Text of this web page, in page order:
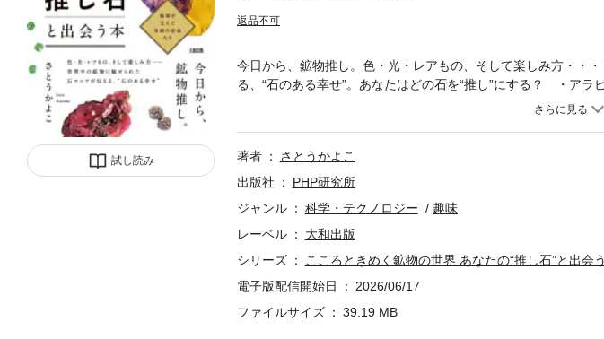
試し読み
返品不可
今日から、鉱物推し。色・光・レアもの、そして楽しみ方・・
る、“石のある幸せ”。あなたはどの石を“推し”にする？ ・ア
みたいなピンク色 ・夕暮れ5分後の色 ・日本人が古くから
きの世界“蛍光する石”を紹介 ●レア石から探す なかなか出会
議なフォルムを紹介 ●産地から探す 世界中の鉱山や鉱物の故
著者
さとうかよこ
出版社
PHP研究所
ジャンル
科学・テクノロジー
趣味
レーベル
大和出版
シリーズ
こころときめく鉱物の世界 あなたの“推し石”と出会
電子版配信開始日
2026/06/17
ファイルサイズ
39.19 MB